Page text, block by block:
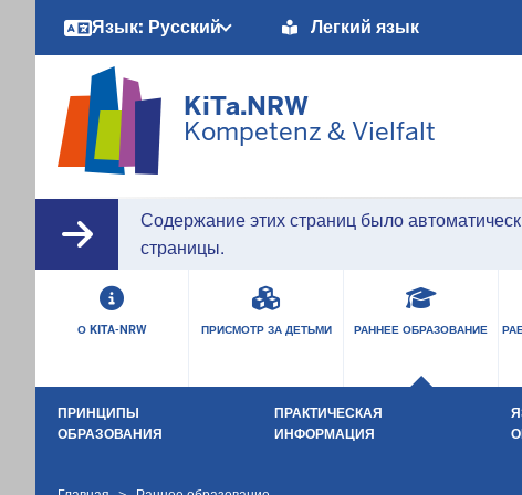
Язык: Русский
Barrierearme
Sprachen
Легкий язык
KiTa.NRW
Kompetenz & Vielfalt
Содержание этих страниц было
страницы.
HAUPTMENÜ
О KITA-NRW ПРИСМОТР ЗА ДЕТЬМИ РАННЕЕ ОБРАЗОВАНИЕ
ПРИНЦИПЫ
ОБРАЗОВАНИЯ
ПРАКТИЧЕСКАЯ
ИНФОРМАЦИЯ